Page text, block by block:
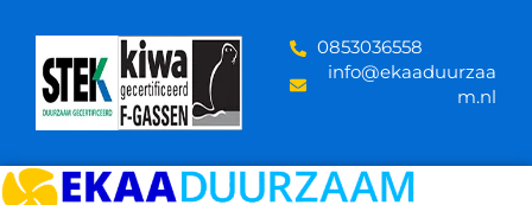
content
‪0853036558
info@ekaaduurzaa
m.nl